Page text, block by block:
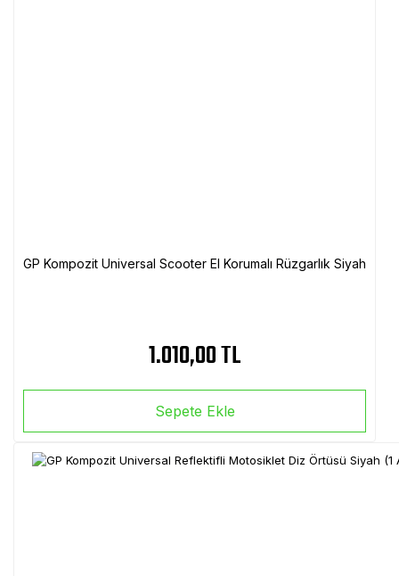
GP Kompozit Universal Scooter El Korumalı Rüzgarlık Siyah
1.010,00 TL
Sepete Ekle